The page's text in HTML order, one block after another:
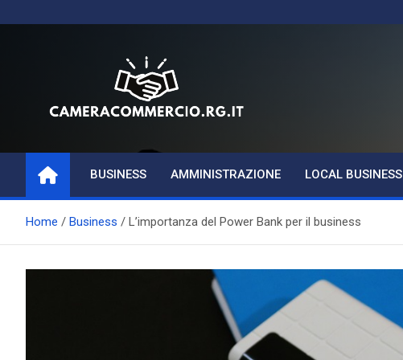
to
Magazine di Business,
Aziende e
Amministrazione
BUSINESS AMMINISTRAZIONE LOCAL BUSINESS
Home Business L’importanza del Power Bank per il business